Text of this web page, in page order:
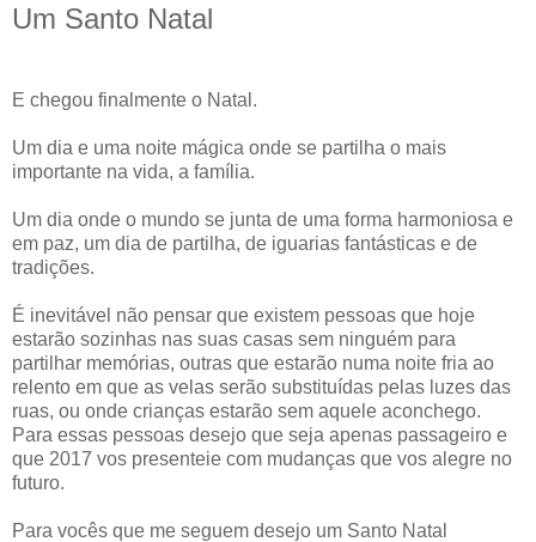
Um Santo Natal
E chegou finalmente o Natal.
Um dia e uma noite mágica onde se partilha o mais
importante na vida, a família.
Um dia onde o mundo se junta de uma forma harmoniosa e
em paz, um dia de partilha, de iguarias fantásticas e de
tradições.
É inevitável não pensar que existem pessoas que hoje
estarão sozinhas nas suas casas sem ninguém para
partilhar memórias, outras que estarão numa noite fria ao
relento em que as velas serão substituídas pelas luzes das
ruas, ou onde crianças estarão sem aquele aconchego.
Para essas pessoas desejo que seja apenas passageiro e
que 2017 vos presenteie com mudanças que vos alegre no
futuro.
Para vocês que me seguem desejo um Santo Natal